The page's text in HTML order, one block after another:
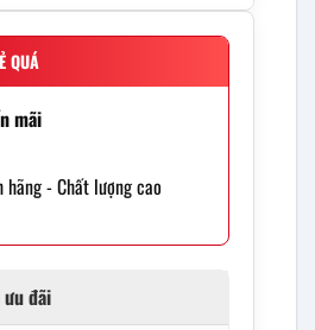
QUÁ
mãi
hãng - Chất lượng cao
đãi